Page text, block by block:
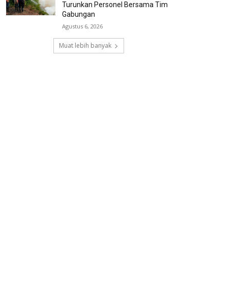
Turunkan Personel Bersama Tim
Gabungan
Agustus 6, 2026
Muat lebih banyak